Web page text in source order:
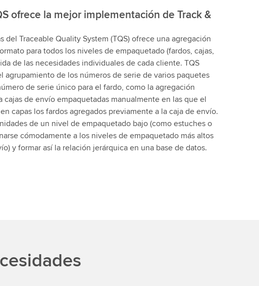
ofrece la mejor implementación de Track &
del Traceable Quality System (TQS) ofrece una agregación
para todos los niveles de empaquetado (fardos, cajas,
de las necesidades individuales de cada cliente. TQS
agrupamiento de los números de serie de varios paquetes
de serie único para el fardo, como la agregación
cajas de envío empaquetadas manualmente en las que el
capas los fardos agregados previamente a la caja de envío.
de un nivel de empaquetado bajo (como estuches o
cómodamente a los niveles de empaquetado más altos
y formar así la relación jerárquica en una base de datos.